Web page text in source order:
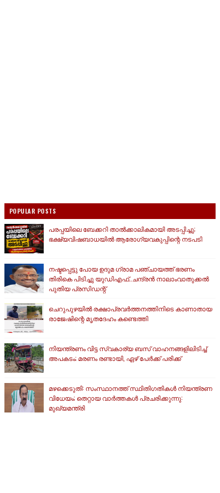
POPULAR POSTS
പരപ്പയിലെ ബേക്കറി താൽക്കാലികമായി അടപ്പിച്ചു;
ഭക്ഷ്യവിഷബാധയിൽ ആരോഗ്യവകുപ്പിന്റെ നടപടി
നഷ്ടപ്പെട്ടു പോയ ഉദുമ ഗ്രാമ പഞ്ചായത്ത് ഭരണം
തിരികെ പിടിച്ചു യുഡിഎഫ്..ചന്ദ്രൻ നാലാംവാതുക്കൽ
പുതിയ പ്രസിഡന്റ്
ചെറുപുഴയിൽ രക്ഷാപ്രവർത്തനത്തിനിടെ കാണാതായ
രാജേഷിന്റെ മൃതദേഹം കണ്ടെത്തി
നിയന്ത്രണം വിട്ട സ്വകാര്യ ബസ് വാഹനങ്ങളിലിടിച്ച്
അപകടം; മരണം രണ്ടായി, ഏഴ് പേർക്ക് പരിക്ക്
മഴക്കെടുതി: സംസ്ഥാനത്ത് സ്ഥിതിഗതികള്‍ നിയന്ത്രണ
വിധേയം; തെറ്റായ വാര്‍ത്തകള്‍ പ്രചരിക്കുന്നു:
മുഖ്യമന്ത്രി